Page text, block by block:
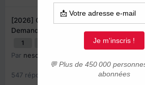
[2026] CSQ - Certificat de Séléction du
Demandes et traitements
1 28
Par nesquixx
547 réponses vues